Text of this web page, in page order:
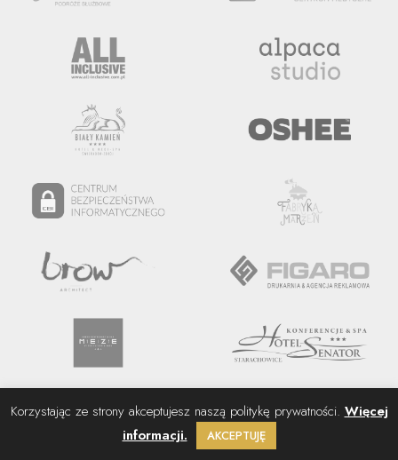
Korzystając ze strony akceptujesz naszą politykę prywatności. Więcej
informacji.
AKCEPTUJĘ